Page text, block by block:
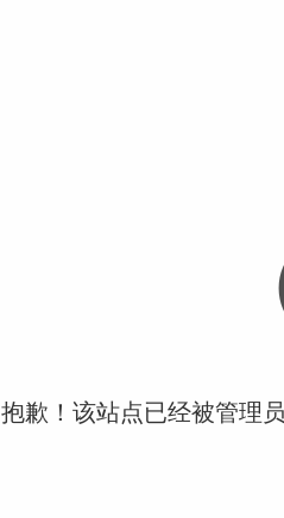
抱歉！该站点已经被管理